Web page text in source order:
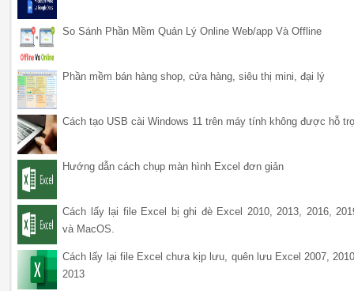
So Sánh Phần Mềm Quản Lý Online Web/app Và Offline
Phần mềm bán hàng shop, cửa hàng, siêu thị mini, đại lý
Cách tạo USB cài Windows 11 trên máy tính không được hỗ
Hướng dẫn cách chụp màn hình Excel đơn giản
Cách lấy lại file Excel bị ghi đè Excel 2010, 2013, 2016,
và MacOS.
Cách lấy lại file Excel chưa kịp lưu, quên lưu Excel 2007,
2013